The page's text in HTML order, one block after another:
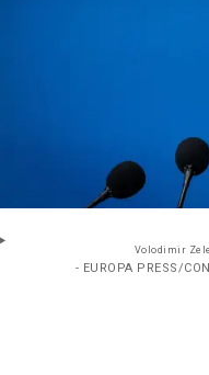
Volodimir
- EUROPA PRESS/